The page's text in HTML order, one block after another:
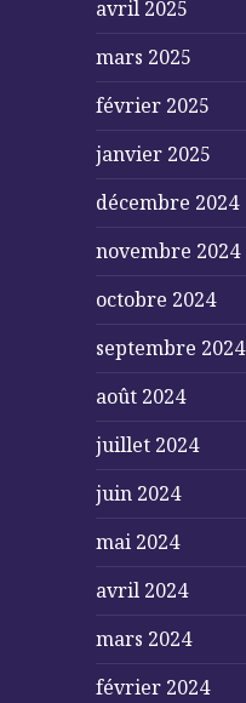
avril 2025
mars 2025
février 2025
janvier 2025
décembre 2024
novembre 2024
octobre 2024
septembre 2024
août 2024
juillet 2024
juin 2024
mai 2024
avril 2024
mars 2024
février 2024